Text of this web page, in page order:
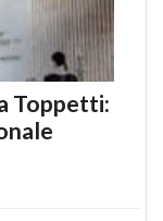
Toppetti: